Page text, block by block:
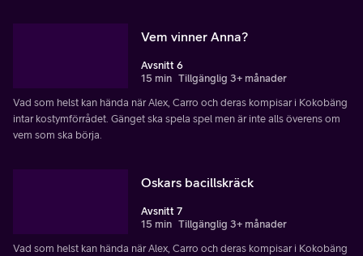
Vem vinner Anna?
Avsnitt 6
15 min Tillgänglig 3+ månader
Vad som helst kan hända när Alex, Carro och deras kompisar i Kokobäng
intar kostymförrådet. Gänget ska spela spel men är inte alls överens om
vem som ska börja.
Oskars bacillskräck
Avsnitt 7
15 min Tillgänglig 3+ månader
Vad som helst kan hända när Alex, Carro och deras kompisar i Kokobäng